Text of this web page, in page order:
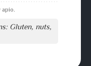
apio.
Gluten, nuts,